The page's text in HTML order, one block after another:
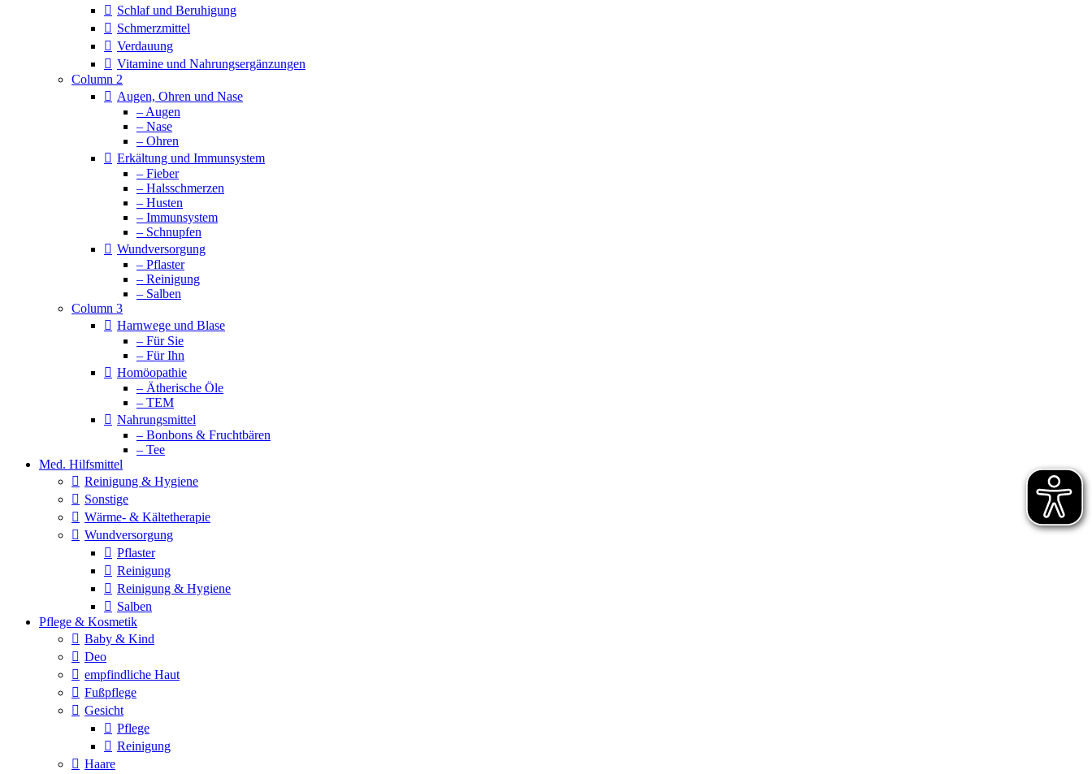
Schlaf und Beruhigung
Schmerzmittel
Verdauung
Vitamine und Nahrungsergänzungen
Column 2
Augen, Ohren und Nase
– Augen
– Nase
– Ohren
Erkältung und Immunsystem
– Fieber
– Halsschmerzen
– Husten
– Immunsystem
– Schnupfen
Wundversorgung
– Pflaster
– Reinigung
– Salben
Column 3
Harnwege und Blase
– Für Sie
– Für Ihn
Homöopathie
– Ätherische Öle
– TEM
Nahrungsmittel
– Bonbons & Fruchtbären
– Tee
Med. Hilfsmittel
Reinigung & Hygiene
Sonstige
Wärme- & Kältetherapie
Wundversorgung
Pflaster
Reinigung
Reinigung & Hygiene
Salben
Pflege & Kosmetik
Baby & Kind
Deo
empfindliche Haut
Fußpflege
Gesicht
Pflege
Reinigung
Haare